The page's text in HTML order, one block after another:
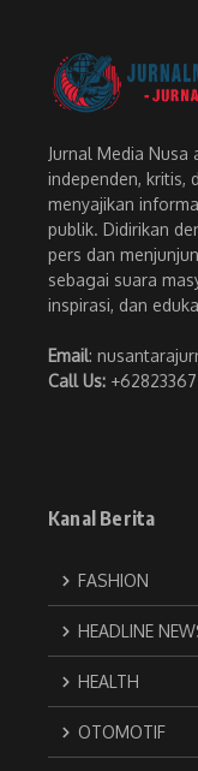
Jurnal Media
independen, kritis,
menyajikan
publik. Didirikan
pers dan
sebagai suara
inspirasi, dan
Email:
Call Us:
Kanal Berita
FASHION
HEADLINE
HEALTH
OTOMOTIF